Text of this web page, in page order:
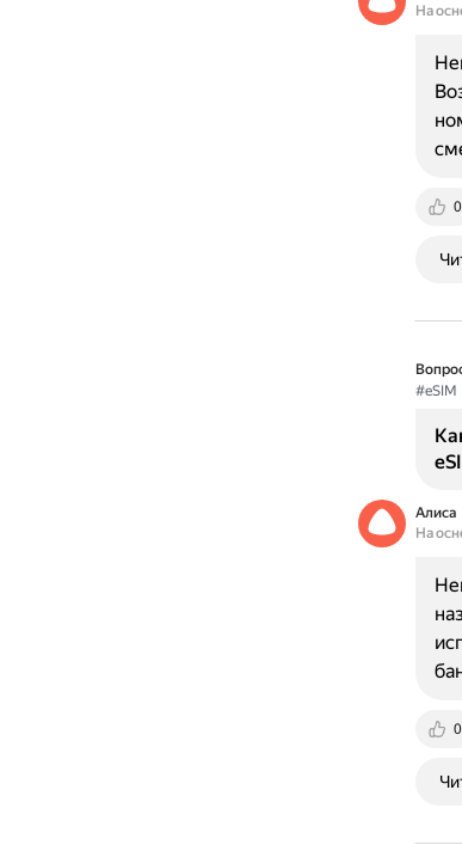
На
0
#eSIM
Алиса
На
0